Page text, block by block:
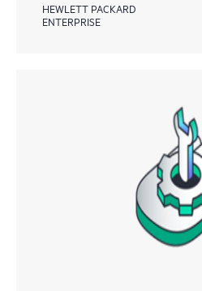
HEWLETT PACKARD
ENTERPRISE